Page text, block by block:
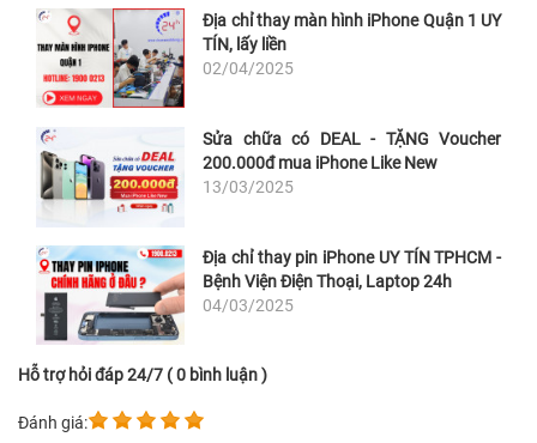
Địa chỉ thay màn hình iPhone Quận 1 UY
TÍN, lấy liền
02/04/2025
Sửa chữa có DEAL - TẶNG Voucher
200.000đ mua iPhone Like New
13/03/2025
Địa chỉ thay pin iPhone UY TÍN TPHCM -
Bệnh Viện Điện Thoại, Laptop 24h
04/03/2025
Hỗ trợ hỏi đáp 24/7 ( 0 bình luận )
Đánh giá: